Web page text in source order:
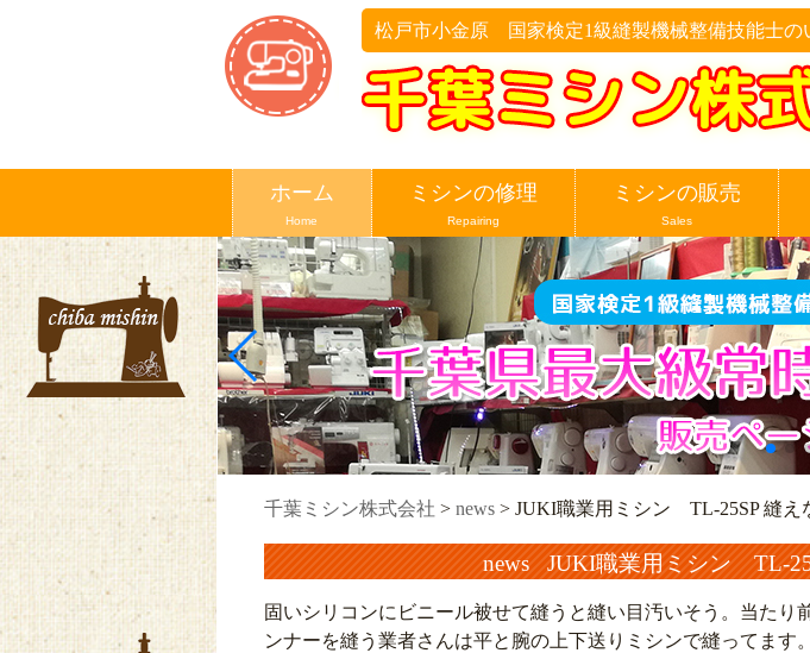
松戸市小金原 国家検定1級縫製機械整備技能士の
ホーム
Home
ミシンの修理
Repairing
ミシンの販売
Sales
千葉ミシン株式会社 > news > JUKI職業用ミシン TL-25SP 縫え
news JUKI職業用ミシン TL-
固いシリコンにビニール被せて縫うと縫い目汚いそう。当た
ンナーを縫う業者さんは平と腕の上下送りミシンで縫ってます。